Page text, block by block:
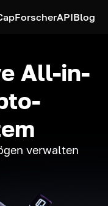
ForscherAPIBlog
All-in-
verwalten